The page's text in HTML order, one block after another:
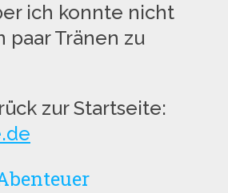
ich konnte nicht
paar Tränen zu
zur Startseite: